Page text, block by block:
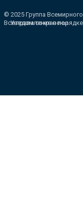
© 2025 Группа
Все права сохранены.
Уведомление о